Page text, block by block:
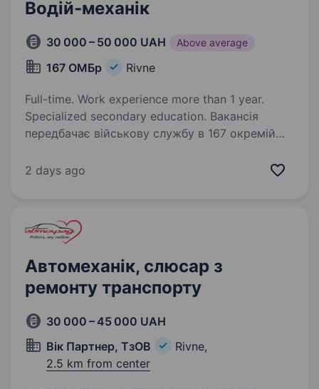
Водій-механік
30 000 – 50 000 UAH Above average
167 ОМБр Rivne
Full-time. Work experience more than 1 year.
Specialized secondary education. Вакансія
передбачає військову службу в 167 окремій
шукає відповідальних та самостійних фахівців.
2 days ago
Автомеханік, слюсар з
ремонту транспорту
30 000 – 45 000 UAH
Вік Партнер, ТзОВ
Rivne,
2.5 km from center